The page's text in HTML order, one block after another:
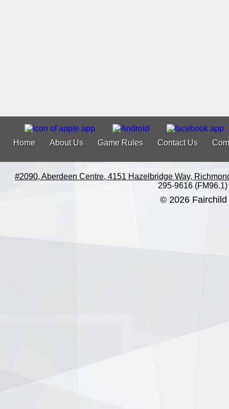
Home About Us Game Rules Contact Us
#2090, Aberdeen Centre, 4151 Hazelbridge Way,
295-9616 (FM96.1)
© 2026 Fairchild